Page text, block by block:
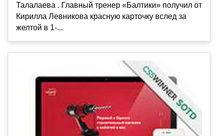
Талалаева . Главный тренер «Балтики» получил от
Кирилла Левникова красную карточку вслед за
желтой в 1-...